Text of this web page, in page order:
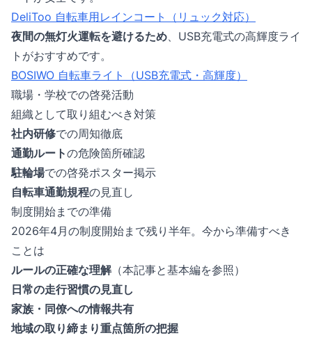
DeliToo 自転車用レインコート（リュック対応）
夜間の無灯火運転を避けるため、USB充電式の高輝度ライ
トがおすすめです。
BOSIWO 自転車ライト（USB充電式・高輝度）
職場・学校での啓発活動
組織として取り組むべき対策
社内研修での周知徹底
通勤ルートの危険箇所確認
駐輪場での啓発ポスター掲示
自転車通勤規程の見直し
制度開始までの準備
2026年4月の制度開始まで残り半年。今から準備すべき
ことは
ルールの正確な理解（本記事と基本編を参照）
日常の走行習慣の見直し
家族・同僚への情報共有
地域の取り締まり重点箇所の把握